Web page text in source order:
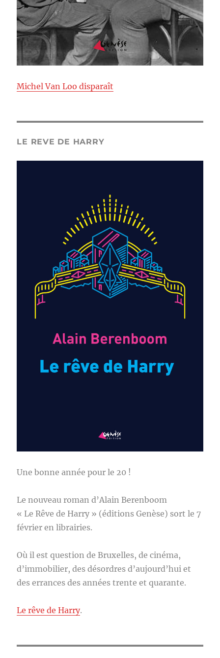
Michel Van Loo disparaît
LE REVE DE HARRY
Une bonne année pour le 20 !
Le nouveau roman d’Alain Berenboom
« Le Rêve de Harry » (éditions Genèse) sort le 7
février en librairies.
Où il est question de Bruxelles, de cinéma,
d’immobilier, des désordres d’aujourd’hui et
des errances des années trente et quarante.
Le rêve de Harry.